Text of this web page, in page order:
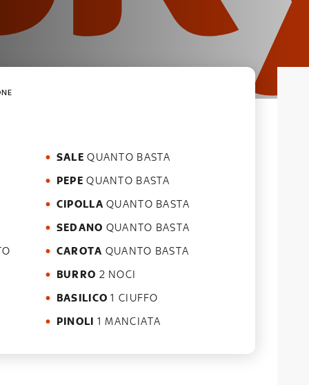
SALE QUANTO BASTA
PEPE QUANTO BASTA
CIPOLLA QUANTO BASTA
SEDANO QUANTO BASTA
CAROTA QUANTO BASTA
BURRO 2 NOCI
BASILICO 1 CIUFFO
PINOLI 1 MANCIATA